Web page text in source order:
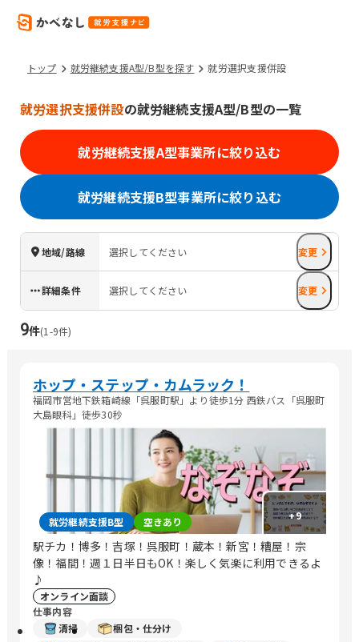
トップ 就労継続支援A型/B型を探す 就労選択支援併設
就労選択支援併設の就労継続支援A型/B型の一覧
就労継続支援A型事業所に絞り込む
就労継続支援B型事業所に絞り込む
地域/路線 選択してください 変更
詳細条件 選択してください 変更
9件(1 -9件)
ホップ・ステップ・カムラック！
福岡市営地下鉄箱崎線「呉服町駅」より徒歩1分 西鉄バス「呉服町
大島眼科」徒歩30秒
+9
就労継続支援B型 空きあり
駅チカ！博多！吉塚！呉服町！蔵本！新宮！糟屋！宗
像！福間！週１日半日もOK！楽しく気楽に利用できるよ
♪
オンライン面談
仕事内容
清掃
梱包・仕分け